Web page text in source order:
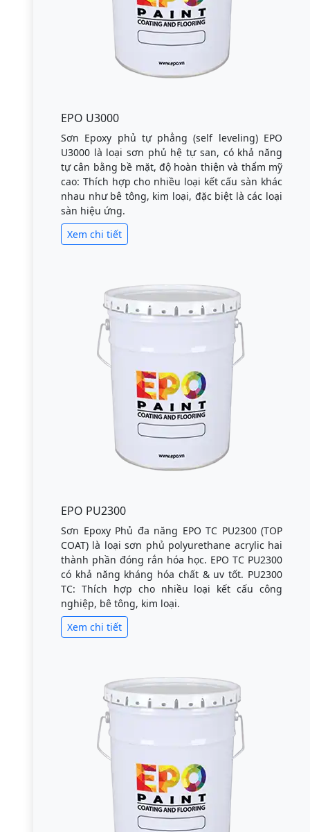
EPO U3000
Sơn Epoxy phủ tự phẳng (self leveling) EPO
U3000 là loại sơn phủ hệ tự san, có khả năng
tự cân bằng bề mặt, độ hoàn thiện và thẩm mỹ
cao: Thích hợp cho nhiều loại kết cấu sàn khác
nhau như bê tông, kim loại, đặc biệt là các loại
sàn hiệu ứng.
Xem chi tiết
EPO PU2300
Sơn Epoxy Phủ đa năng EPO TC PU2300 (TOP
COAT) là loại sơn phủ polyurethane acrylic hai
thành phần đóng rắn hóa học. EPO TC PU2300
có khả năng kháng hóa chất & uv tốt. PU2300
TC: Thích hợp cho nhiều loại kết cấu công
nghiệp, bê tông, kim loại.
Xem chi tiết